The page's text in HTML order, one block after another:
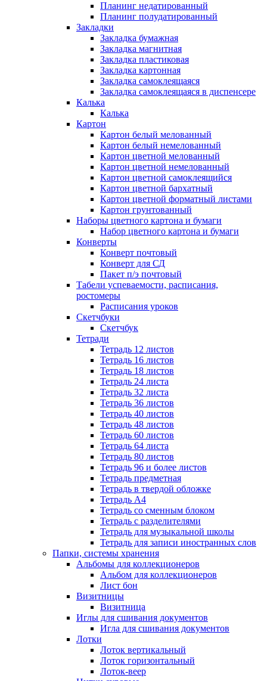
Планинг недатированный
Планинг полудатированный
Закладки
Закладка бумажная
Закладка магнитная
Закладка пластиковая
Закладка картонная
Закладка самоклеящаяся
Закладка самоклеящаяся в диспенсере
Калька
Калька
Картон
Картон белый мелованный
Картон белый немелованный
Картон цветной мелованный
Картон цветной немелованный
Картон цветной самоклеящийся
Картон цветной бархатный
Картон цветной форматный листами
Картон грунтованный
Наборы цветного картона и бумаги
Набор цветного картона и бумаги
Конверты
Конверт почтовый
Конверт для СД
Пакет п/э почтовый
Табели успеваемости, расписания,
ростомеры
Расписания уроков
Скетчбуки
Скетчбук
Тетради
Тетрадь 12 листов
Тетрадь 16 листов
Тетрадь 18 листов
Тетрадь 24 листа
Тетрадь 32 листа
Тетрадь 36 листов
Тетрадь 40 листов
Тетрадь 48 листов
Тетрадь 60 листов
Тетрадь 64 листа
Тетрадь 80 листов
Тетрадь 96 и более листов
Тетрадь предметная
Тетрадь в твердой обложке
Тетрадь А4
Тетрадь со сменным блоком
Тетрадь с разделителями
Тетрадь для музыкальной школы
Тетрадь для записи иностранных слов
Папки, системы хранения
Альбомы для коллекционеров
Альбом для коллекционеров
Лист бон
Визитницы
Визитница
Иглы для сшивания документов
Игла для сшивания документов
Лотки
Лоток вертикальный
Лоток горизонтальный
Лоток-веер